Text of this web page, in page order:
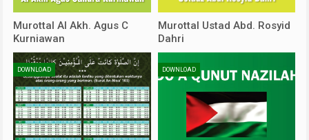
Murottal Al Akh. Agus C
Kurniawan
Murottal Ustad Abd. Rosyid
Dahri
DOWNLOAD DOWNLOAD